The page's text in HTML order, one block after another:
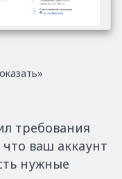
требования
ваш аккаунт
нужные